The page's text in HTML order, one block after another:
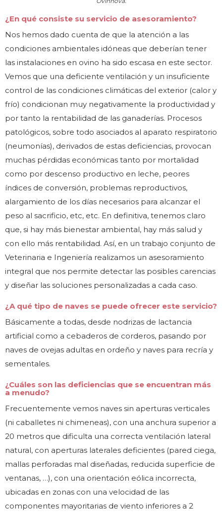
¿En qué consiste su servicio de asesoramiento?
Nos hemos dado cuenta de que la atención a las
condiciones ambientales idóneas que deberían tener
las instalaciones en ovino ha sido escasa en este sector.
Vemos que una deficiente ventilación y un insuficiente
control de las condiciones climáticas del exterior (calor y
frío) condicionan muy negativamente la productividad y
por tanto la rentabilidad de las ganaderías. Procesos
patológicos, sobre todo asociados al aparato respiratorio
(neumonías), derivados de estas deficiencias, provocan
muchas pérdidas económicas tanto por mortalidad
como por descenso productivo en leche, peores
índices de conversión, problemas reproductivos,
alargamiento de los días necesarios para alcanzar el
peso al sacrificio, etc, etc. En definitiva, tenemos claro
que, si hay más bienestar ambiental, hay más salud y
con ello más rentabilidad. Así, en un trabajo conjunto de
Veterinaria e Ingeniería realizamos un asesoramiento
integral que nos permite detectar las posibles carencias
y diseñar las soluciones personalizadas a cada caso.
¿A qué tipo de naves se puede ofrecer este servicio?
Básicamente a todas, desde nodrizas de lactancia
artificial como a cebaderos de corderos, pasando por
naves de ovejas adultas en ordeño y naves para recría y
sementales.
¿Cuáles son las deficiencias que se encuentran más
a menudo?
Frecuentemente vemos naves sin aperturas verticales
(ni caballetes ni chimeneas), con una anchura superior a
20 metros que dificulta una correcta ventilación lateral
natural, con aperturas laterales deficientes (pared ciega,
mallas perforadas mal diseñadas, reducida superficie de
ventanas, …), con una orientación eólica incorrecta,
ubicadas en zonas con una velocidad de las
componentes mayoritarias de viento inferiores a 2